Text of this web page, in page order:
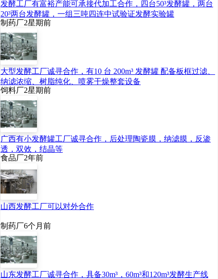
发酵工厂有富裕产能可承接代加工合作，四台50³发酵罐，两台
20³两台发酵罐，一组三吨四连中试验证发酵实验罐
制药厂2星期前
大型发酵工厂诚寻合作，有10 台 200m³ 发酵罐 配备板框过滤、
纳滤浓缩、树脂纯化、喷雾干燥整套设备
饲料厂2星期前
广西有小发酵罐工厂诚寻合作，后处理陶瓷膜，纳滤膜，反渗
透，双效，结晶等
食品厂2年前
山西发酵工厂可以对外合作
制药厂6个月前
山东发酵工厂诚寻合作，具备30m³，60m³和120m³发酵生产线